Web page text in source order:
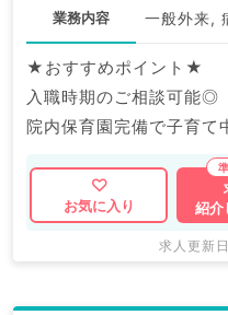
業務内容 一般外来,
★おすすめポイント★
入職時期のご相談可能◎
院内保育園完備で子育
福利厚生充実の大手グル
マイナビDOCTORでは
関求人はもちろんのこと
求人内容の詳細等はお気
お気に入り
紹介
求人更新